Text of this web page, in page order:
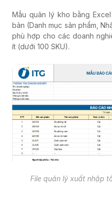
Mẫu quản lý kho bằng
bản (Danh mục sản phẩm,
phù hợp cho các doanh
ít (dưới 100 SKU).
File quản lý xuất nhập